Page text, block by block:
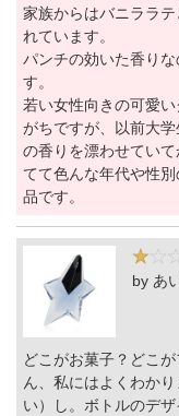
家族からはバニララ
れています。
パンチの効いた香り
す。
若い女性向きの可愛
がちですが、以前大
の香りを漂わせてい
てて色んな年代や性
品です。
by あ
どこがお菓子？どこ
ん、私にはよくわか
い）し。ボトルのデ